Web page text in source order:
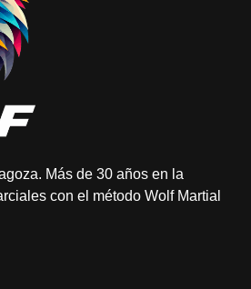
Más de 30 años en la
con el método Wolf Martial